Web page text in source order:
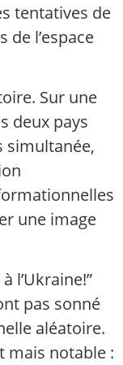
tentatives de
de l’espace
Sur une
deux pays
simultanée,
une image
l’Ukraine!”
pas sonné
aléatoire.
mais notable :